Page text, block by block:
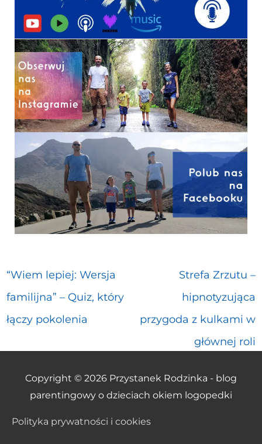
“Wiem lepiej: Wersja
familijna” – Quiz, który
łączy pokolenia
Strefa Zrzutu –
hipnotyzująca
przygoda z kulkami w
głównej roli
Copyright © 2026 Przystanek Rodzinka - blog
parentingowy o dzieciach okiem logopedki
Polityka prywatności i cookies